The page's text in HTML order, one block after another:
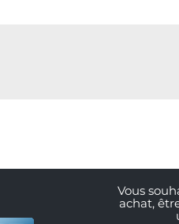
Vous
achat,